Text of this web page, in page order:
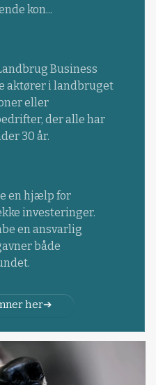
kon...
Business
aktører i landbruget
eller
der alle har
30 år.
en hjælp for
investeringer.
en ansvarlig
både
her